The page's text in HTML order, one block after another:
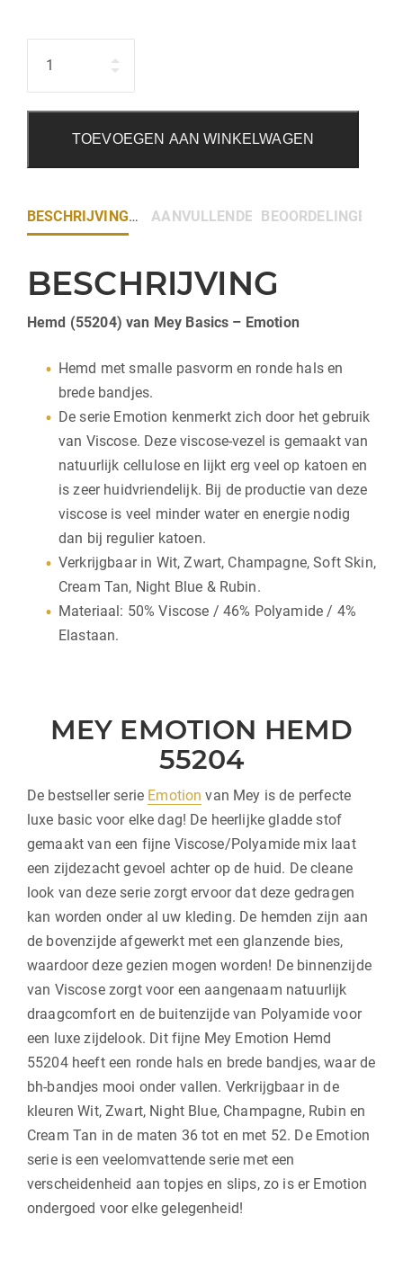
TOEVOEGEN AAN WINKELWAGEN
BESCHRIJVING AANVULLENDE INFORMATIE
BEOORDELINGEN (0)
BESCHRIJVING
Hemd (55204) van Mey Basics – Emotion
Hemd met smalle pasvorm en ronde hals en
brede bandjes.
De serie Emotion kenmerkt zich door het gebruik
van Viscose. Deze viscose-vezel is gemaakt van
natuurlijk cellulose en lijkt erg veel op katoen en
is zeer huidvriendelijk. Bij de productie van deze
viscose is veel minder water en energie nodig
dan bij regulier katoen.
Verkrijgbaar in Wit, Zwart, Champagne, Soft Skin,
Cream Tan, Night Blue & Rubin.
Materiaal: 50% Viscose / 46% Polyamide / 4%
Elastaan.
MEY EMOTION HEMD
55204
De bestseller serie Emotion van Mey is de perfecte
luxe basic voor elke dag! De heerlijke gladde stof
gemaakt van een fijne Viscose/Polyamide mix laat
een zijdezacht gevoel achter op de huid. De cleane
look van deze serie zorgt ervoor dat deze gedragen
kan worden onder al uw kleding. De hemden zijn aan
de bovenzijde afgewerkt met een glanzende bies,
waardoor deze gezien mogen worden! De binnenzijde
van Viscose zorgt voor een aangenaam natuurlijk
draagcomfort en de buitenzijde van Polyamide voor
een luxe zijdelook. Dit fijne Mey Emotion Hemd
55204 heeft een ronde hals en brede bandjes, waar de
bh-bandjes mooi onder vallen. Verkrijgbaar in de
kleuren Wit, Zwart, Night Blue, Champagne, Rubin en
Cream Tan in de maten 36 tot en met 52. De Emotion
serie is een veelomvattende serie met een
verscheidenheid aan topjes en slips, zo is er Emotion
ondergoed voor elke gelegenheid!